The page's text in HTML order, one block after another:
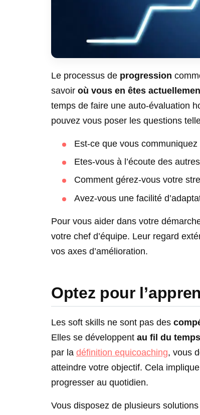
Le processus de progression
savoir où vous en êtes
temps de faire une auto-évaluation
pouvez vous poser les questions
Est-ce que vous
Etes-vous à l’écoute des
Comment gérez-vous votre
Avez-vous une facilité
Pour vous aider dans votre
votre chef d’équipe. Leur regard
vos axes d’amélioration.
Optez pour
Les soft skills ne sont pas des
Elles se développent au fil du
par la définition equicoaching, vous
atteindre votre objectif. Cela
progresser au quotidien.
Vous disposez de plusieurs